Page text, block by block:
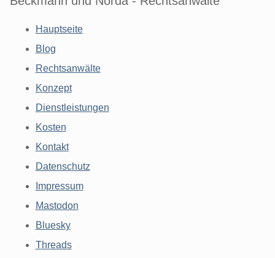
Hauptseite
Blog
Rechtsanwälte
Konzept
Dienstleistungen
Kosten
Kontakt
Datenschutz
Impressum
Mastodon
Bluesky
Threads